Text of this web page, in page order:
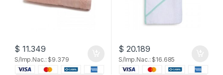
$ 11.349
S/Imp.Nac.: $9.379
$ 20.189
S/Imp.Nac.: $16.685